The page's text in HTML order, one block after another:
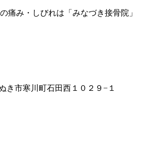
痛み・しびれは「みなづき接骨院」
き市寒川町石田西１０２９−１